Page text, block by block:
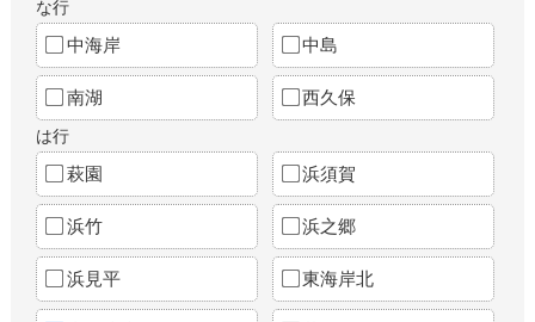
な行
中海岸 中島
南湖 西久保
は行
萩園 浜須賀
浜竹 浜之郷
浜見平 東海岸北